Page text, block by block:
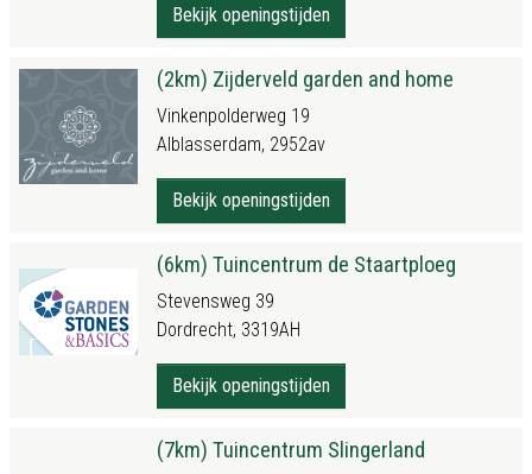
Bekijk openingstijden
(2km) Zijderveld garden and home
Vinkenpolderweg 19
Alblasserdam, 2952av
Bekijk openingstijden
(6km) Tuincentrum de Staartploeg
Stevensweg 39
Dordrecht, 3319AH
Bekijk openingstijden
(7km) Tuincentrum Slingerland